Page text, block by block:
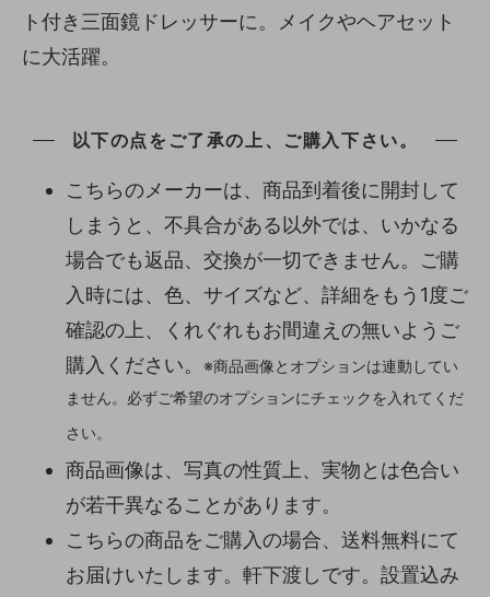
ト付き三面鏡ドレッサーに。メイクやヘアセット
に大活躍。
以下の点をご了承の上、ご購入下さい。
こちらのメーカーは、商品到着後に開封して
しまうと、不具合がある以外では、いかなる
場合でも返品、交換が一切できません。ご購
入時には、色、サイズなど、詳細をもう1度ご
確認の上、くれぐれもお間違えの無いようご
購入ください。
※商品画像とオプションは連動してい
ません。必ずご希望のオプションにチェックを入れてくだ
さい。
商品画像は、写真の性質上、実物とは色合い
が若干異なることがあります。
こちらの商品をご購入の場合、送料無料にて
お届けいたします。軒下渡しです。設置込み